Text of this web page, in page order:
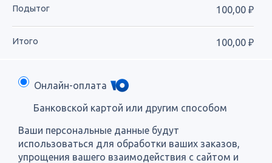
Подытог 100,00 ₽
Итого 100,00 ₽
Онлайн-оплата
Банковской картой или другим способом
Ваши персональные данные будут
использоваться для обработки ваших заказов,
упрощения вашего взаимодействия с сайтом и